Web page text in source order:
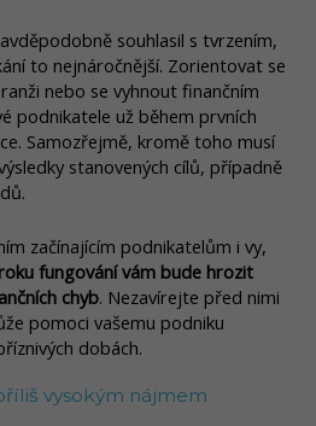
souhlasil s tvrzením,
to nejnáročnější. Zorientovat se
nebo se vyhnout finančním
podnikatele už během prvních
Samozřejmě, kromě toho musí
stanovených cílů, případně
začínajícím podnikatelům i vy,
fungování vám bude hrozit
chyb. Nezavírejte před nimi
pomoci vašemu podniku
dobách.
vysokým nájmem